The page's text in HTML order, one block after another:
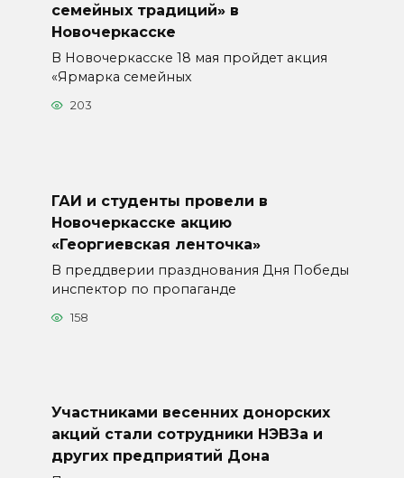
семейных традиций» в
Новочеркасске
В Новочеркасске 18 мая пройдет акция
«Ярмарка семейных
203
ГАИ и студенты провели в
Новочеркасске акцию
«Георгиевская ленточка»
В преддверии празднования Дня Победы
инспектор по пропаганде
158
Участниками весенних донорских
акций стали сотрудники НЭВЗа и
других предприятий Дона